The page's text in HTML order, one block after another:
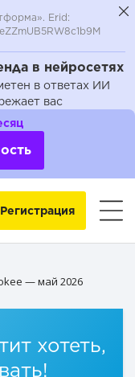
в нейросетях
в ответах ИИ
вас
Erid:
Регистрация
— май 2026
хотеть,
поиска за
анализа
ускоренной